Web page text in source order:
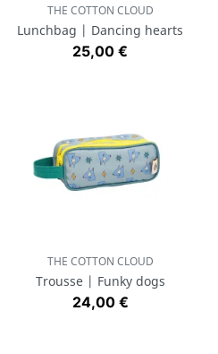
THE COTTON CLOUD
Lunchbag | Dancing hearts
Prix
25,00 €
THE COTTON CLOUD
Trousse | Funky dogs
Prix
24,00 €